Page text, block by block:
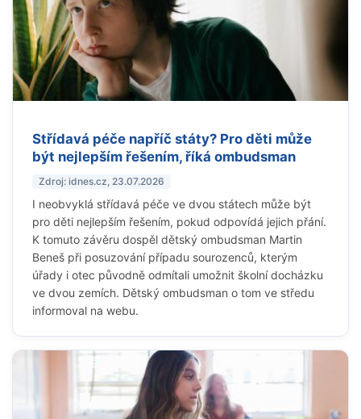
Střídavá péče napříč státy? Pro děti může
být nejlepším řešením, říká ombudsman
Zdroj: idnes.cz, 23.07.2026
I neobvyklá střídavá péče ve dvou státech může být
pro děti nejlepším řešením, pokud odpovídá jejich přání.
K tomuto závěru dospěl dětský ombudsman Martin
Beneš při posuzování případu sourozenců, kterým
úřady i otec původně odmítali umožnit školní docházku
ve dvou zemích. Dětský ombudsman o tom ve středu
informoval na webu.